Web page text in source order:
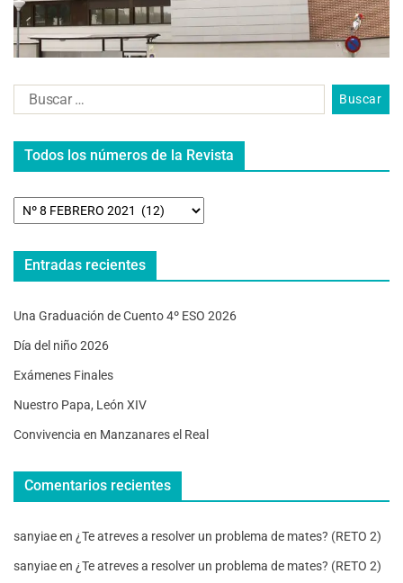
Todos los números de la Revista
Entradas recientes
Una Graduación de Cuento 4º ESO 2026
Día del niño 2026
Exámenes Finales
Nuestro Papa, León XIV
Convivencia en Manzanares el Real
Comentarios recientes
sanyiaeen ¿Te atreves a resolver un problema de mates? (RETO 2)
sanyiaeen ¿Te atreves a resolver un problema de mates? (RETO 2)